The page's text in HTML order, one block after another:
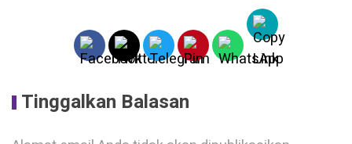
Tinggalkan Balasan